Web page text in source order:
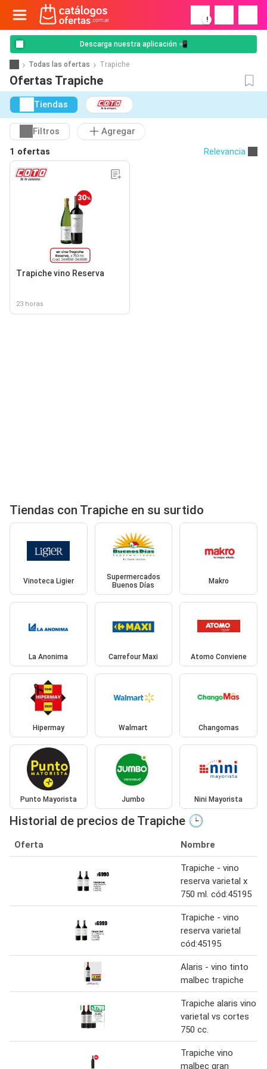
!
Descarga nuestra aplicación 📲
Todas las ofertas Trapiche
Ofertas Trapiche
Tiendas
Filtros
Agregar
1 ofertas
Relevancia
Trapiche vino Reserva
23 horas
Tiendas con Trapiche en su surtido
Vinoteca Ligier
Supermercados
Buenos Días
Makro
La Anonima Carrefour Maxi Atomo Conviene
Hipermay Walmart Changomas
Punto Mayorista Jumbo Nini Mayorista
Historial de precios de Trapiche 🕒
Oferta Nombre
Trapiche - vino
reserva varietal x
750 ml. cód:45195
Trapiche - vino
reserva varietal
cód:45195
Alaris - vino tinto
malbec trapiche
Trapiche alaris vino
varietal vs cortes
750 cc.
Trapiche vino
malbec gran